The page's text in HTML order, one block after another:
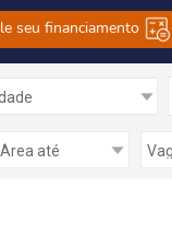
seu financiamento